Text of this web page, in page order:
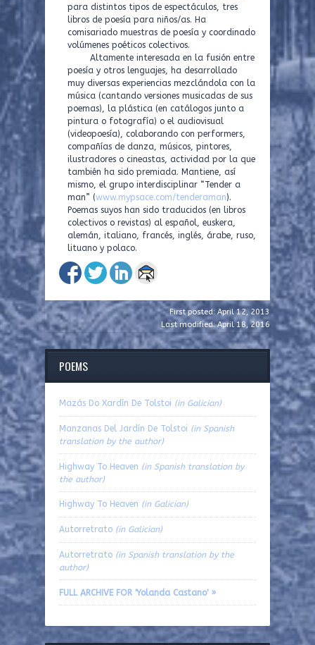
para distintos tipos de espectáculos, tres
libros de poesía para niños/as. Ha
comisariado muestras de poesía y coordinado
volúmenes poéticos colectivos.
Altamente interesada en la fusión entre
poesía y otros lenguajes, ha desarrollado
muy diversas experiencias mezclándola con la
música (cantando versiones musicadas de sus
poemas), la plástica (en catálogos junto a
pintura o fotografía) o el audiovisual
(videopoesía), colaborando con performers,
compañías de danza, músicos, pintores,
ilustradores o cineastas, actividad por la que
también ha sido premiada. Mantiene, así
mismo, el grupo interdisciplinar “Tender a
man” (www.mypsace.com/tenderaman).
Poemas suyos han sido traducidos (en libros
colectivos o revistas) al español, euskera,
alemán, italiano, francés, inglés, árabe, ruso,
lituano y polaco.
First posted: April 12, 2013
Last modified: April 18, 2016
POEMS
Mazás Do Xardín De Tolstoi (in Galician)
Manzanas Del Jardín De Tolstoi (in Spanish
translation by the author)
Highway To Heaven (in Spanish translation by
the author)
Highway To Heaven (in Galician)
Autorretrato (in Galician)
Autorretrato (in Spanish translation by the
author)
FULL ARCHIVE FOR 'Yolanda Castano' »